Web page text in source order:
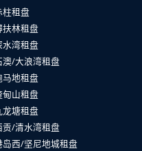
柱租盘
扶林租盘
水湾租盘
澳/大浪湾租盘
马地租盘
甸山租盘
龙塘租盘
贡/清水湾租盘
岛西/坚尼地城租盘